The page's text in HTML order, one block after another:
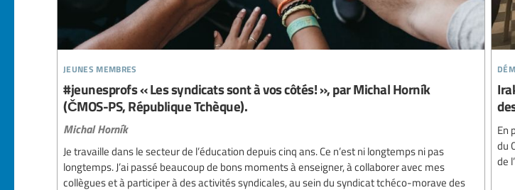
jeunes membres
#jeunesprofs « Les syndicats sont à vos côtés! », par Michal Horník
(ČMOS-PS, République Tchèque).
Michal Horník
Je travaille dans le secteur de l’éducation depuis cinq ans. Ce n’est ni longtemps ni pas
longtemps. J’ai passé beaucoup de bons moments à enseigner, à collaborer avec mes
collègues et à participer à des activités syndicales, au sein du syndicat tchéco-morave des
En
du
de